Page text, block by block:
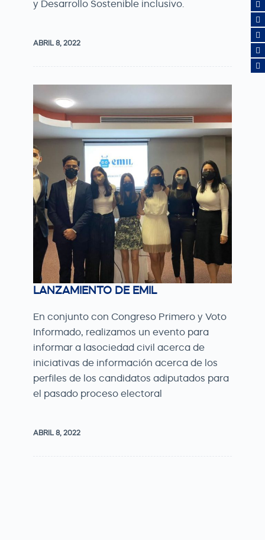
y Desarrollo Sostenible inclusivo.
ABRIL 8, 2022
LANZAMIENTO DE EMIL
En conjunto con Congreso Primero y Voto
Informado, realizamos un evento para
informar a lasociedad civil acerca de
iniciativas de información acerca de los
perfiles de los candidatos adiputados para
el pasado proceso electoral
ABRIL 8, 2022